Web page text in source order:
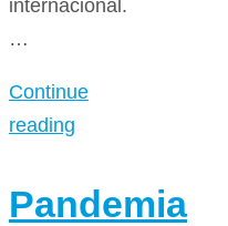
internacional.
…
Continue
reading
Pandemia